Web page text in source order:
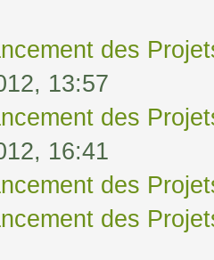
des
13:57
des
16:41
des
des